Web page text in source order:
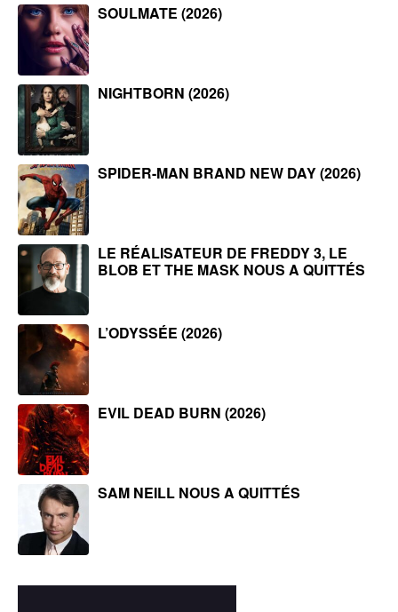
SOULMATE (2026)
NIGHTBORN (2026)
SPIDER-MAN BRAND NEW DAY (2026)
LE RÉALISATEUR DE FREDDY 3, LE
BLOB ET THE MASK NOUS A QUITTÉS
L’ODYSSÉE (2026)
EVIL DEAD BURN (2026)
SAM NEILL NOUS A QUITTÉS